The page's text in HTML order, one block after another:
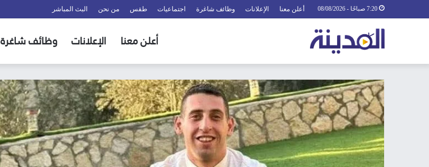
أعلن معنا الإعلانات وظائف شاغرة اجتماعيات طقس من نحن البث المباشر
أعلن معنا الإعلانات وظائف شاغرة